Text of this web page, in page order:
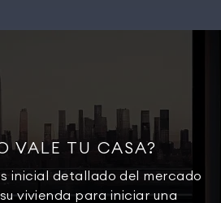
VALE TU CASA?
inicial detallado del mercado
vivienda para iniciar una